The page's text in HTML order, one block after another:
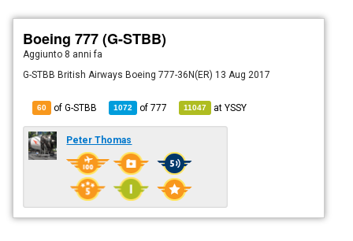
Boeing 777 (G-STBB)
Aggiunto 8 anni fa
G-STBB British Airways Boeing 777-36N(ER) 13 Aug 2017
60 of G-STBB 1072 of777 11047 atYSSY
Peter Thomas